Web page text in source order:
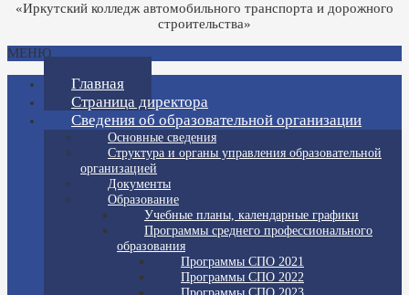
«Иркутский колледж автомобильного транспорта и дорожного
строительства»
МЕНЮ
Главная
Страница директора
Сведения об образовательной организации
Основные сведения
Структура и органы управления образовательной
организацией
Документы
Образование
Учебные планы, календарные графики
Программы среднего профессионального
образования
Программы СПО 2021
Программы СПО 2022